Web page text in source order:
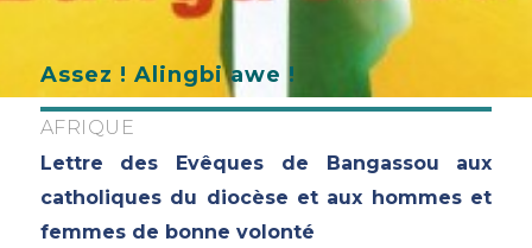
Assez ! Alingbi awe !
AFRIQUE
Lettre des Evêques de Bangassou aux
catholiques du diocèse et aux hommes et
femmes de bonne volonté